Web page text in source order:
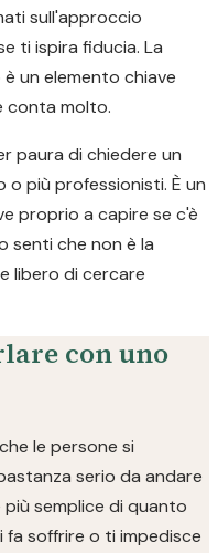
sull'approccio
ti ispira fiducia. La
un elemento chiave
conta molto.
paura di chiedere un
più professionisti. È un
proprio a capire se c'è
senti che non è la
libero di cercare
con uno
le persone si
serio da andare
semplice di quanto
fa soffrire o ti impedisce